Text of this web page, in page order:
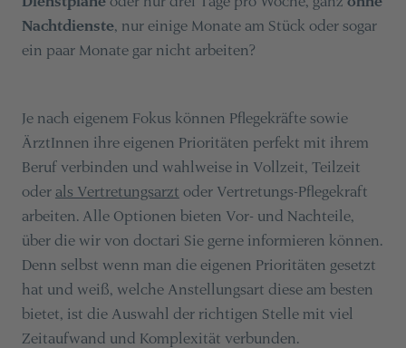
Nachtdienste, nur einige Monate am Stück oder sogar
ein paar Monate gar nicht arbeiten?
Je nach eigenem Fokus können Pflegekräfte sowie
ÄrztInnen ihre eigenen Prioritäten perfekt mit ihrem
Beruf verbinden und wahlweise in Vollzeit, Teilzeit
oder als Vertretungsarzt oder Vertretungs-Pflegekraft
arbeiten. Alle Optionen bieten Vor- und Nachteile,
über die wir von doctari Sie gerne informieren können.
Denn selbst wenn man die eigenen Prioritäten gesetzt
hat und weiß, welche Anstellungsart diese am besten
bietet, ist die Auswahl der richtigen Stelle mit viel
Zeitaufwand und Komplexität verbunden.